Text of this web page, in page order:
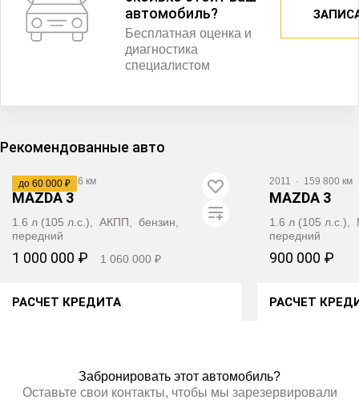
автомобиль?
Бесплатная оценка и
диагностика
специалистом
Рекомендованные авто
до 60 000 ₽
2012· 127 746 км
MAZDA 3
1.6 л (105 л.с.), АКПП, бензин,
передний
1 000 000 ₽ 1 060 000 ₽
РАСЧЕТ КРЕДИТА
2011 · 159 800 км
MAZDA 3
1.6 л (105
передний
900 000 ₽
РАСЧЕТ
Забронировать этот автомобиль?
Оставьте свои контакты, чтобы мы зарезервировали